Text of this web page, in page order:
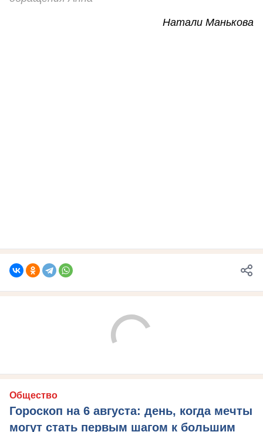
Натали Манькова
Общество
Гороскоп на 6 августа: день, когда мечты
могут стать первым шагом к большим